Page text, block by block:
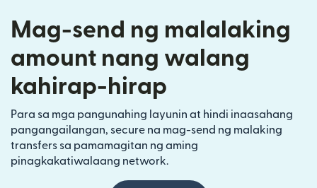
Mag-send ng malalaking
amount nang walang
kahirap-hirap
Para sa mga pangunahing layunin at hindi inaasahang
pangangailangan, secure na mag-send ng malaking
transfers sa pamamagitan ng aming
pinagkakatiwalaang network.